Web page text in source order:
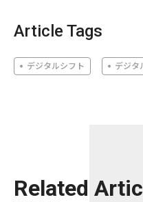
Article Tags
デジタルシフト デジタ
Related